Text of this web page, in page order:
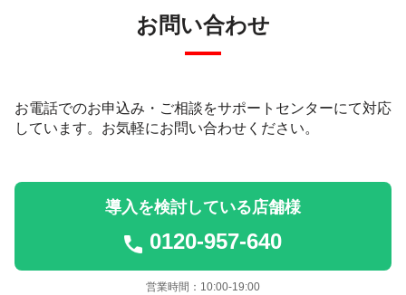
お問い合わせ
お電話でのお申込み・ご相談をサポートセンターにて対応
しています。 お気軽にお問い合わせください。
導入を検討している店舗様
0120-957-640
営業時間：10:00-19:00